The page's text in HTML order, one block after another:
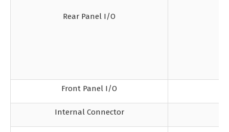
Rear Panel I/O
Front Panel I/O
Internal Connector